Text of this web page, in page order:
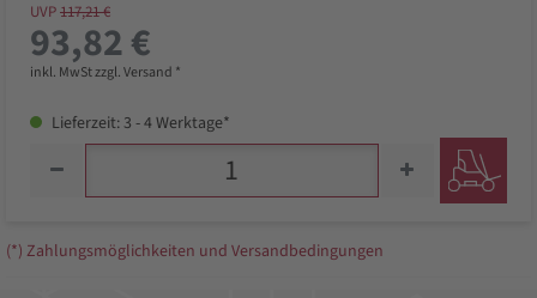
UVP117,21 €
93,82 €
inkl. MwSt zzgl. Versand *
Lieferzeit: 3 - 4 Werktage*
(*) Zahlungsmöglichkeiten und Versandbedingungen